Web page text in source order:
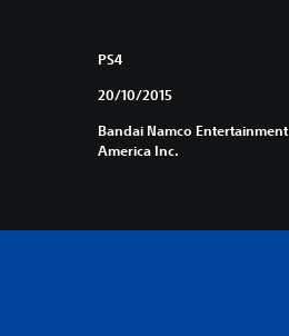
PS4
20/10/2015
Bandai Namco Entertainment
America Inc.